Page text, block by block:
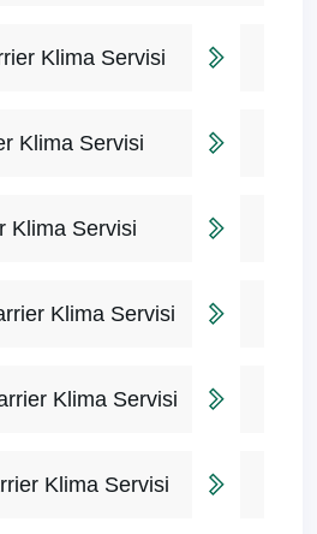
Klima Servisi
Klima Servisi
Klima Servisi
Klima Servisi
Klima Servisi
Klima Servisi